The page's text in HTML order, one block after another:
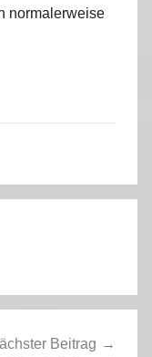
normalerweise
Beitrag